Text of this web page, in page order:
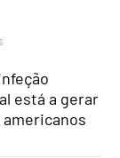
está a gerar